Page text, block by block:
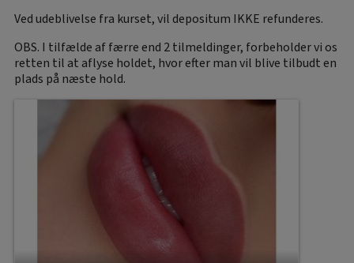
Ved udeblivelse fra kurset, vil depositum IKKE refunderes.
OBS. I tilfælde af færre end 2 tilmeldinger, forbeholder vi os
retten til at aflyse holdet, hvor efter man vil blive tilbudt en
plads på næste hold.